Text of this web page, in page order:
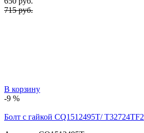
715 руб.
В корзину
-9 %
Болт с гайкой CQ1512495T/ T32724TF2